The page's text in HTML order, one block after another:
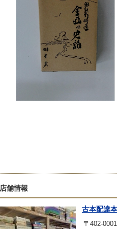
店舗情報
古本配達
〒402-0001